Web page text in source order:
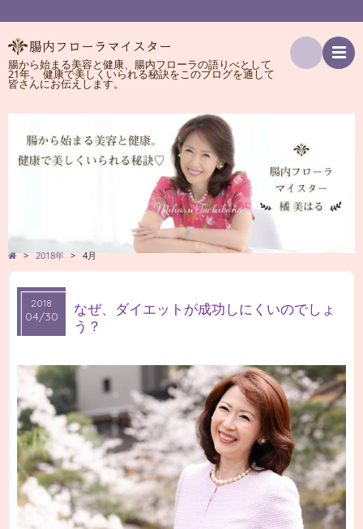
腸から始まる美容と健康、腸内フローラの語りべとして
21年。 健康で美しくいられる秘訣をこのブログを通して
皆さんにお伝えします。
索
> 2018年 > 4月
2018
04/30
2018
04/30
なぜ、ダイエットが成功しにくいのでしょ
う？